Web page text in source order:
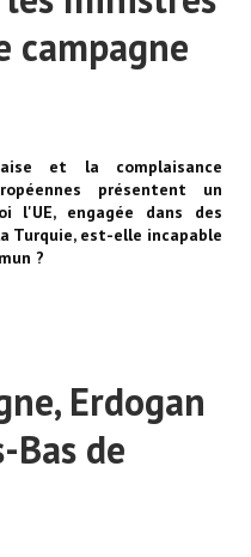
campagne
et la complaisance
présentent un
l'UE, engagée dans des
Turquie, est-elle incapable
?
Erdogan
Bas de